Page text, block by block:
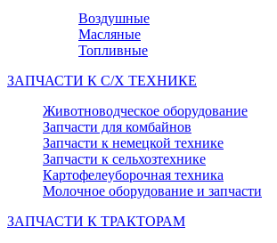
Воздушные
Масляные
Топливные
ЗАПЧАСТИ К С/Х ТЕХНИКЕ
Животноводческое оборудование
Запчасти для комбайнов
Запчасти к немецкой технике
Запчасти к сельхозтехнике
Картофелеуборочная техника
Молочное оборудование и запчасти
ЗАПЧАСТИ К ТРАКТОРАМ